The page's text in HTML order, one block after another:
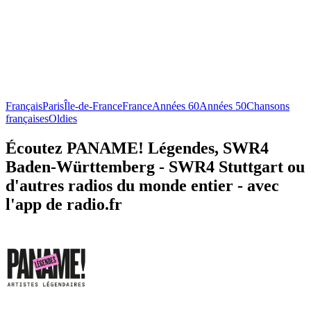
FrançaisParisÎle-de-FranceFranceAnnées 60Années 50Chansons
françaisesOldies
Écoutez PANAME! Légendes, SWR4
Baden-Württemberg - SWR4 Stuttgart ou
d'autres radios du monde entier - avec
l'app de radio.fr